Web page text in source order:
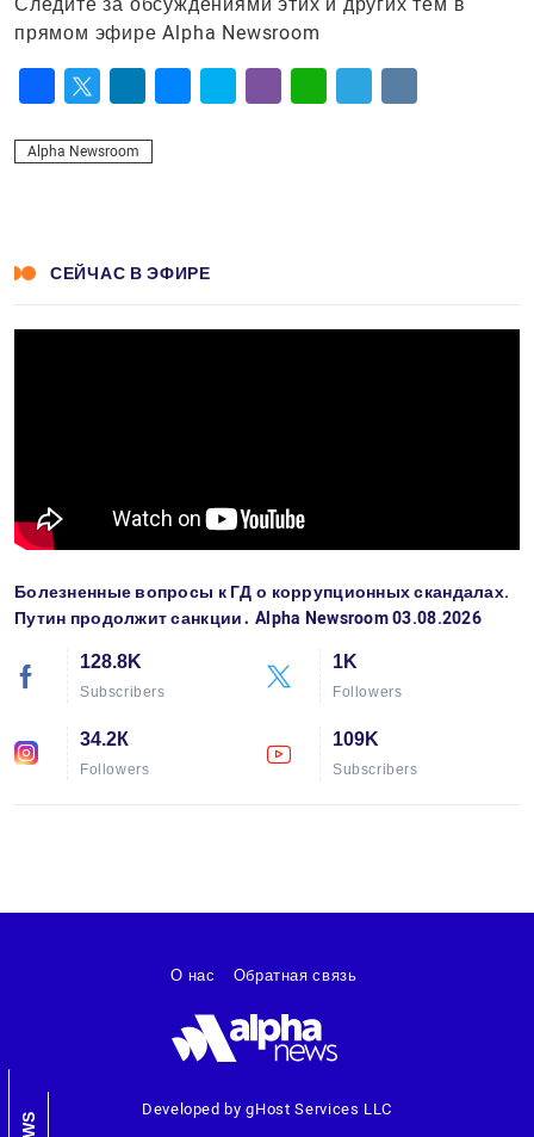
прямом эфире Alpha Newsroom
Alpha Newsroom
СЕЙЧАС В ЭФИРЕ
Болезненные вопросы к ГД о коррупционных скандалах.
Путин продолжит санкции․ Alpha Newsroom 03.08.2026
128.8K
Subscribers
1K
Followers
34.2К
Followers
109K
Subscribers
Developed by gHost Services LLC
О нас Обратная связь